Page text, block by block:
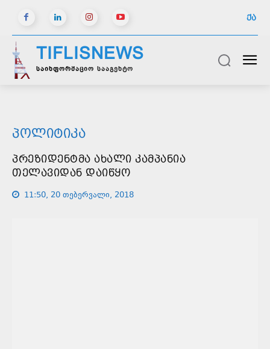
ᲥᲐ
TIFLISNEWS
საინფორმაციო სააგენტო
ᲞᲝᲚᲘᲢᲘᲙᲐ
ᲞᲠᲔᲖᲘᲓᲔᲜᲢᲛᲐ ᲐᲮᲐᲚᲘ ᲙᲐᲛᲞᲐᲜᲘᲐ
ᲗᲔᲚᲐᲕᲘᲓᲐᲜ ᲓᲐᲘᲬᲧᲝ
11:50, 20 თებერვალი, 2018